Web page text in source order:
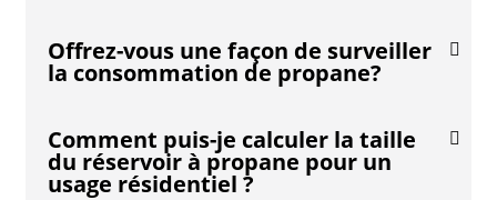
Offrez-vous une façon de surveiller
la consommation de propane?
Comment puis-je calculer la taille
du réservoir à propane pour un
usage résidentiel ?